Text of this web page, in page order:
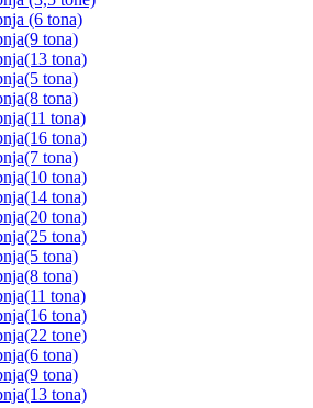
(6 tona)
tona)
tona)
tona)
tona)
tona)
tona)
tona)
tona)
tona)
tona)
tona)
tona)
tona)
tona)
tona)
tone)
tona)
tona)
tona)